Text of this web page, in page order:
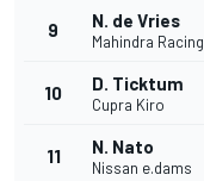
9 N. de Vries
Mahindra Racing
10 D. Ticktum
Cupra Kiro
11 N. Nato
Nissan e.dams